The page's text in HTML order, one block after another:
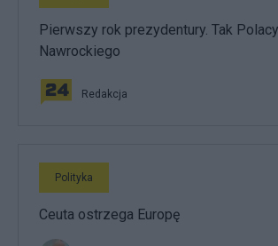
Pierwszy rok prezydentury. Tak
Nawrockiego
Redakcja
Polityka
Ceuta ostrzega Europę